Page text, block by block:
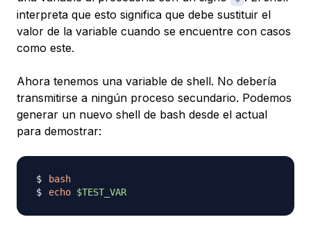
interpreta que esto significa que debe sustituir el
valor de la variable cuando se encuentre con casos
como este.
Ahora tenemos una variable de shell. No debería
transmitirse a ningún proceso secundario. Podemos
generar un nuevo shell de bash desde el actual
para demostrar:
bash
echo $TEST_VAR